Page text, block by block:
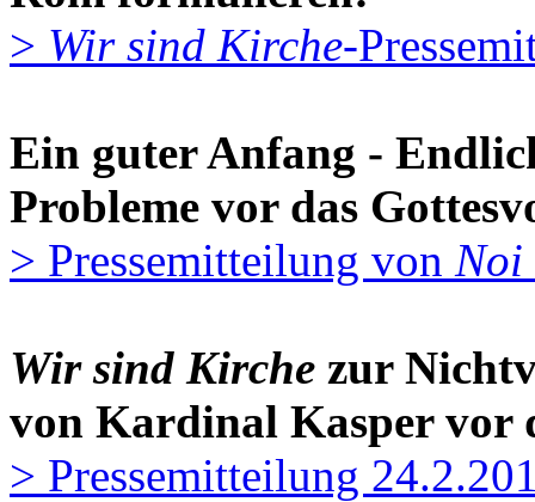
> Wir sind Kirche-
Ein guter Anfang -
Probleme vor das
> Pressemitteilung von Noi
Wir sind Kirche zur
von Kardinal Kasper vor
> Pressemitteilung